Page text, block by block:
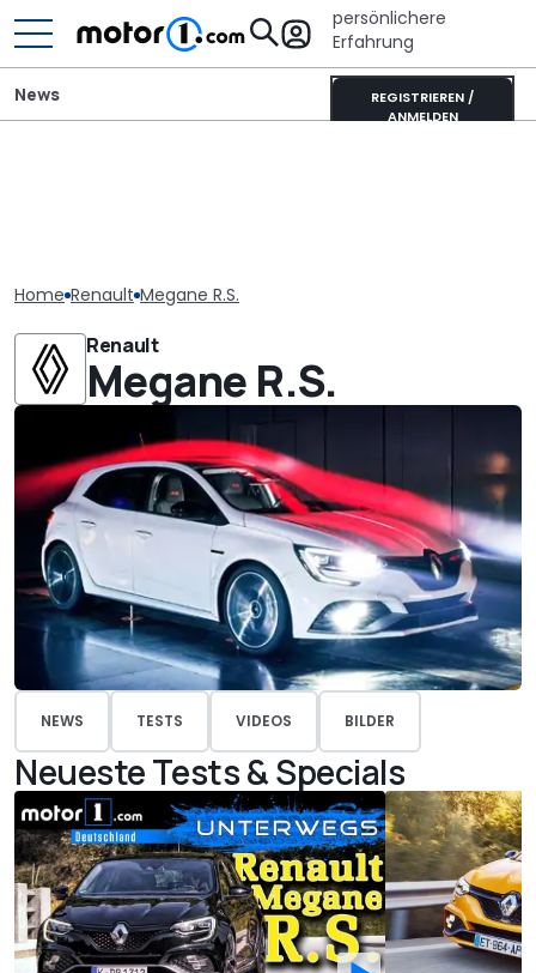
persönlichere
Erfahrung
REGISTRIEREN /
ANMELDEN
News
Home Renault Megane R.S.
Renault
Megane R.S.
NEWS TESTS VIDEOS BILDER
Neueste Tests & Specials